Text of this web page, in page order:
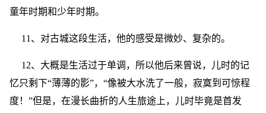
童年时期和少年时期。
11、对古城这段生活，他的感受是微妙、复杂的。
12、大概是生活过于单调，所以他后来曾说，儿时的记
忆只剩下“薄薄的影”，“像被大水洗了一般，寂寞到可惊程
度！”但是，在漫长曲折的人生旅途上，儿时毕竟是首发